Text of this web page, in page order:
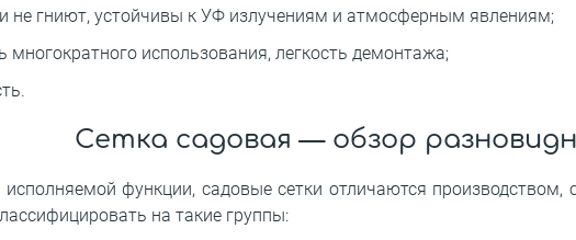
не гниют, устойчивы к УФ излучениям и атмосферным явлениям;
многократного использования, легкость демонтажа;
Сетка садовая — обзор
функции, садовые сетки отличаются
на такие группы: